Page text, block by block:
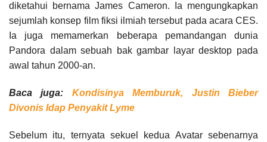
diketahui bernama James Cameron. Ia mengungkapkan
sejumlah konsep film fiksi ilmiah tersebut pada acara CES.
Ia juga memamerkan beberapa pemandangan dunia
Pandora dalam sebuah bak gambar layar desktop pada
awal tahun 2000-an.
Baca juga: Kondisinya Memburuk, Justin Bieber
Divonis Idap Penyakit Lyme
Sebelum itu, ternyata sekuel kedua Avatar sebenarnya